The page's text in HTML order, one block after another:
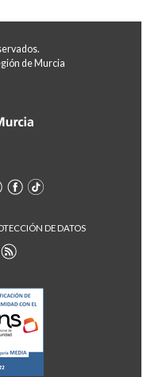
de Murcia
DE DATOS